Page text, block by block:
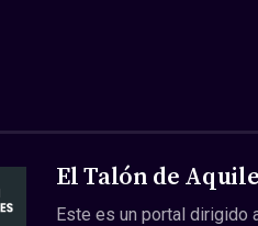
El Talón de
Este es un portal dirigido